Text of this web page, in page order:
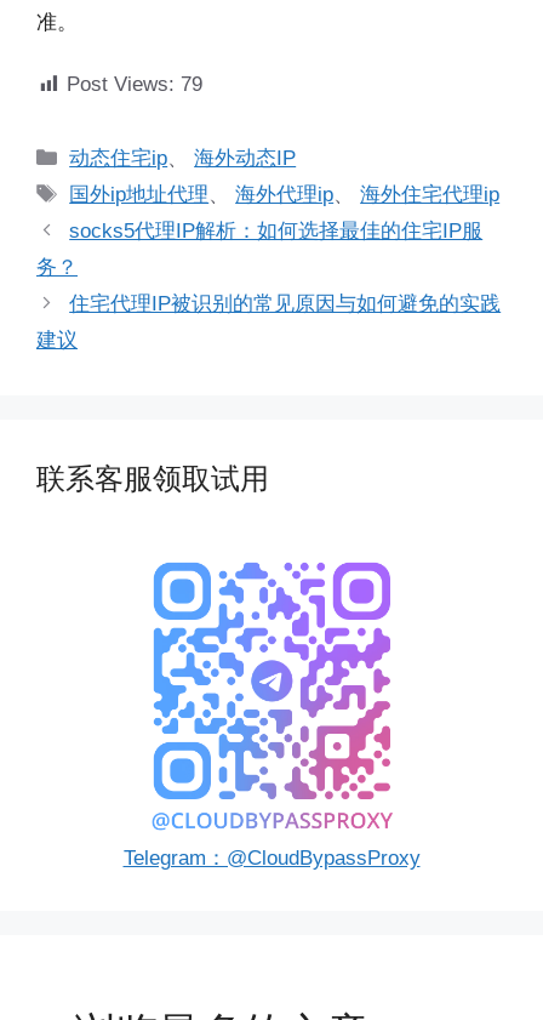
准。
Post Views: 79
分
类
动态住宅ip、海外动态IP
标
签
国外ip地址代理、海外代理ip、海外住宅代理ip
socks5代理IP解析：如何选择最佳的住宅IP服
务？
住宅代理IP被识别的常见原因与如何避免的实践
建议
联系客服领取试用
Telegram：@CloudBypassProxy